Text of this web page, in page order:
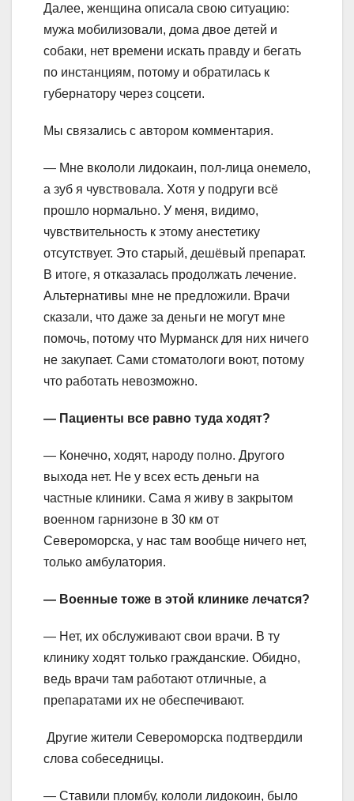
Далее, женщина описала свою ситуацию:
мужа мобилизовали, дома двое детей и
собаки, нет времени искать правду и бегать
по инстанциям, потому и обратилась к
губернатору через соцсети.
Мы связались с автором комментария.
— Мне вкололи лидокаин, пол-лица онемело,
а зуб я чувствовала. Хотя у подруги всё
прошло нормально. У меня, видимо,
чувствительность к этому анестетику
отсутствует. Это старый, дешёвый препарат.
В итоге, я отказалась продолжать лечение.
Альтернативы мне не предложили. Врачи
сказали, что даже за деньги не могут мне
помочь, потому что Мурманск для них ничего
не закупает. Сами стоматологи воют, потому
что работать невозможно.
— Пациенты все равно туда ходят?
— Конечно, ходят, народу полно. Другого
выхода нет. Не у всех есть деньги на
частные клиники. Сама я живу в закрытом
военном гарнизоне в 30 км от
Североморска, у нас там вообще ничего нет,
только амбулатория.
— Военные тоже в этой клинике лечатся?
— Нет, их обслуживают свои врачи. В ту
клинику ходят только гражданские. Обидно,
ведь врачи там работают отличные, а
препаратами их не обеспечивают.
Другие жители Североморска подтвердили
слова собеседницы.
— Ставили пломбу, кололи лидокоин, было